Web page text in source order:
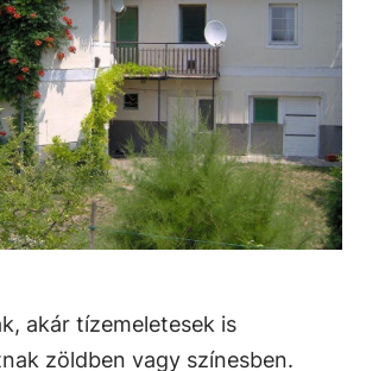
akár tízemeletesek is
zöldben vagy színesben.